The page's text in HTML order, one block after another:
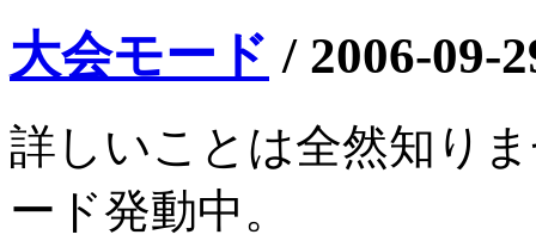
大会モード / 2006-09-
詳しいことは全然知り
ード発動中。